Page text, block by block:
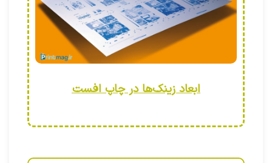
ابعاد زینک‌ها در چاپ افست